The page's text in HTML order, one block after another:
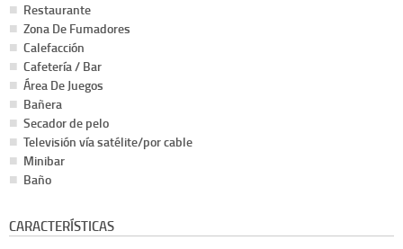
Restaurante
Zona De Fumadores
Calefacción
Cafetería / Bar
Área De Juegos
Bañera
Secador de pelo
Televisión vía satélite/por cable
Minibar
Baño
CARACTERÍSTICAS